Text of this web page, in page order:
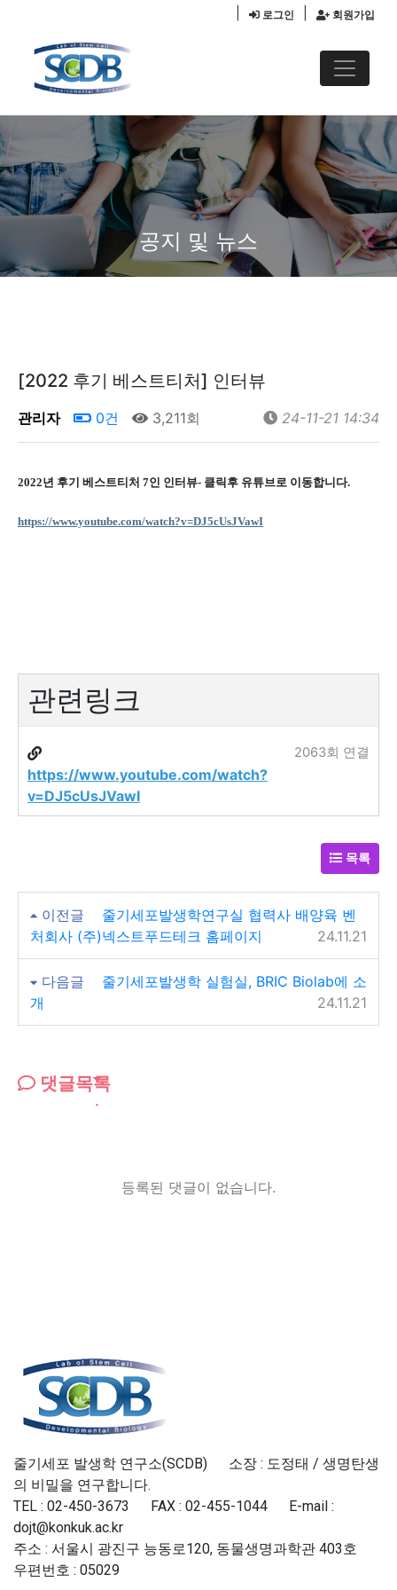
회원가입
로그인
공지 및 뉴스
[2022 후기 베스트티처] 인터뷰
관리자 0건 3,211회 24-11-21 14:34
2022년 후기 베스트티처 7인 인터뷰- 클릭후 유튜브로 이동합니다.
https://www.youtube.com/watch?v=DJ5cUsJVawI
관련링크
https://www.youtube.com/watch?
v=DJ5cUsJVawI
2063회 연결
목록
이전글
줄기세포발생학연구실 협력사 배양육 벤
처회사 (주)넥스트푸드테크 홈페이지
24.11.21
다음글
줄기세포발생학 실험실, BRIC Biolab에 소
개
24.11.21
댓글목록
등록된 댓글이 없습니다.
줄기세포 발생학 연구소(SCDB) 소장 : 도정태 / 생명탄생
의 비밀을 연구합니다.
TEL : 02-450-3673 FAX : 02-455-1044 E-mail :
dojt@konkuk.ac.kr
주소 : 서울시 광진구 능동로120, 동물생명과학관 403호
우편번호 : 05029